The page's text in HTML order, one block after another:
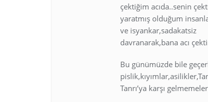
çektiğim acıda..senin
yaratmış olduğum
ve isyankar,sadakatsiz
davranarak,bana acı
Bu günümüzde bile
Tanrı’ya karşı